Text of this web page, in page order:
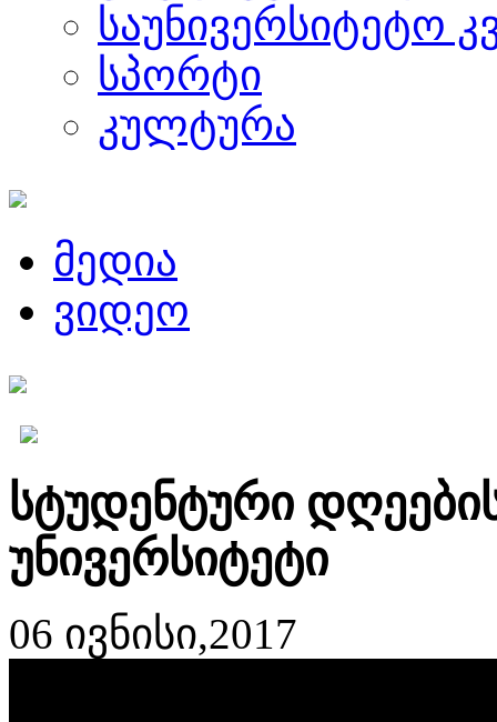
საუნივერსიტეტო
სპორტი
კულტურა
მედია
ვიდეო
სტუდენტური
უნივერსიტეტი
06 ივნისი,2017